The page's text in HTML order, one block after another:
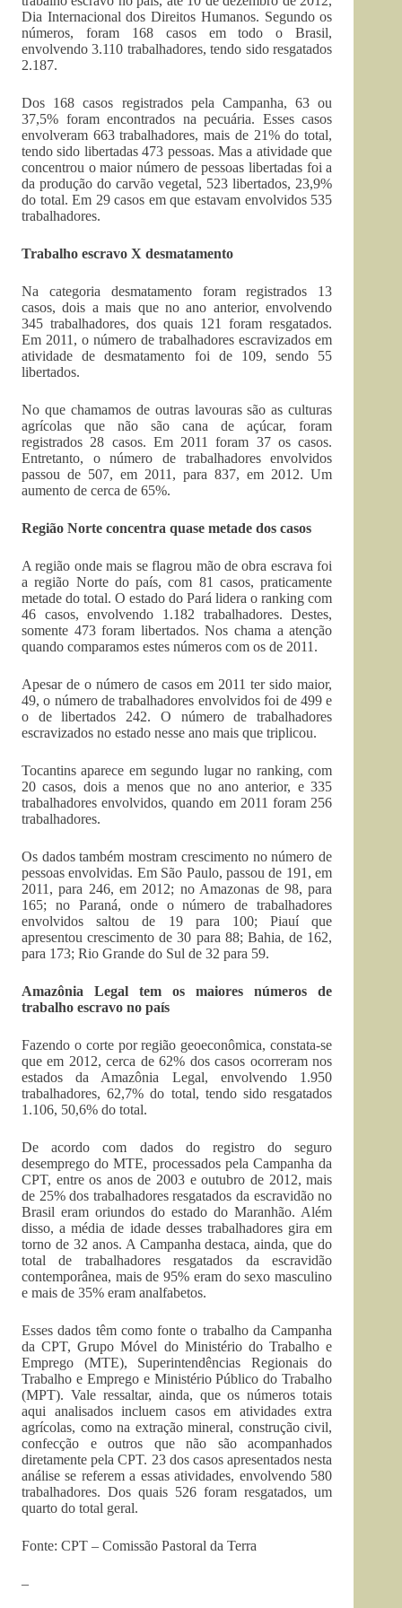
Dia Internacional dos Direitos Humanos. Segundo os
números, foram 168 casos em todo o Brasil,
envolvendo 3.110 trabalhadores, tendo sido resgatados
2.187.
Dos 168 casos registrados pela Campanha, 63 ou
37,5% foram encontrados na pecuária. Esses casos
envolveram 663 trabalhadores, mais de 21% do total,
tendo sido libertadas 473 pessoas. Mas a atividade que
concentrou o maior número de pessoas libertadas foi a
da produção do carvão vegetal, 523 libertados, 23,9%
do total. Em 29 casos em que estavam envolvidos 535
trabalhadores.
Trabalho escravo X desmatamento
Na categoria desmatamento foram registrados 13
casos, dois a mais que no ano anterior, envolvendo
345 trabalhadores, dos quais 121 foram resgatados.
Em 2011, o número de trabalhadores escravizados em
atividade de desmatamento foi de 109, sendo 55
libertados.
No que chamamos de outras lavouras são as culturas
agrícolas que não são cana de açúcar, foram
registrados 28 casos. Em 2011 foram 37 os casos.
Entretanto, o número de trabalhadores envolvidos
passou de 507, em 2011, para 837, em 2012. Um
aumento de cerca de 65%.
Região Norte concentra quase metade dos casos
A região onde mais se flagrou mão de obra escrava foi
a região Norte do país, com 81 casos, praticamente
metade do total. O estado do Pará lidera o ranking com
46 casos, envolvendo 1.182 trabalhadores. Destes,
somente 473 foram libertados. Nos chama a atenção
quando comparamos estes números com os de 2011.
Apesar de o número de casos em 2011 ter sido maior,
49, o número de trabalhadores envolvidos foi de 499 e
o de libertados 242. O número de trabalhadores
escravizados no estado nesse ano mais que triplicou.
Tocantins aparece em segundo lugar no ranking, com
20 casos, dois a menos que no ano anterior, e 335
trabalhadores envolvidos, quando em 2011 foram 256
trabalhadores.
Os dados também mostram crescimento no número de
pessoas envolvidas. Em São Paulo, passou de 191, em
2011, para 246, em 2012; no Amazonas de 98, para
165; no Paraná, onde o número de trabalhadores
envolvidos saltou de 19 para 100; Piauí que
apresentou crescimento de 30 para 88; Bahia, de 162,
para 173; Rio Grande do Sul de 32 para 59.
Amazônia Legal tem os maiores números de
trabalho escravo no país
Fazendo o corte por região geoeconômica, constata-se
que em 2012, cerca de 62% dos casos ocorreram nos
estados da Amazônia Legal, envolvendo 1.950
trabalhadores, 62,7% do total, tendo sido resgatados
1.106, 50,6% do total.
De acordo com dados do registro do seguro
desemprego do MTE, processados pela Campanha da
CPT, entre os anos de 2003 e outubro de 2012, mais
de 25% dos trabalhadores resgatados da escravidão no
Brasil eram oriundos do estado do Maranhão. Além
disso, a média de idade desses trabalhadores gira em
torno de 32 anos. A Campanha destaca, ainda, que do
total de trabalhadores resgatados da escravidão
contemporânea, mais de 95% eram do sexo masculino
e mais de 35% eram analfabetos.
Esses dados têm como fonte o trabalho da Campanha
da CPT, Grupo Móvel do Ministério do Trabalho e
Emprego (MTE), Superintendências Regionais do
Trabalho e Emprego e Ministério Público do Trabalho
(MPT). Vale ressaltar, ainda, que os números totais
aqui analisados incluem casos em atividades extra
agrícolas, como na extração mineral, construção civil,
confecção e outros que não são acompanhados
diretamente pela CPT. 23 dos casos apresentados nesta
análise se referem a essas atividades, envolvendo 580
trabalhadores. Dos quais 526 foram resgatados, um
quarto do total geral.
Fonte: CPT – Comissão Pastoral da Terra
–